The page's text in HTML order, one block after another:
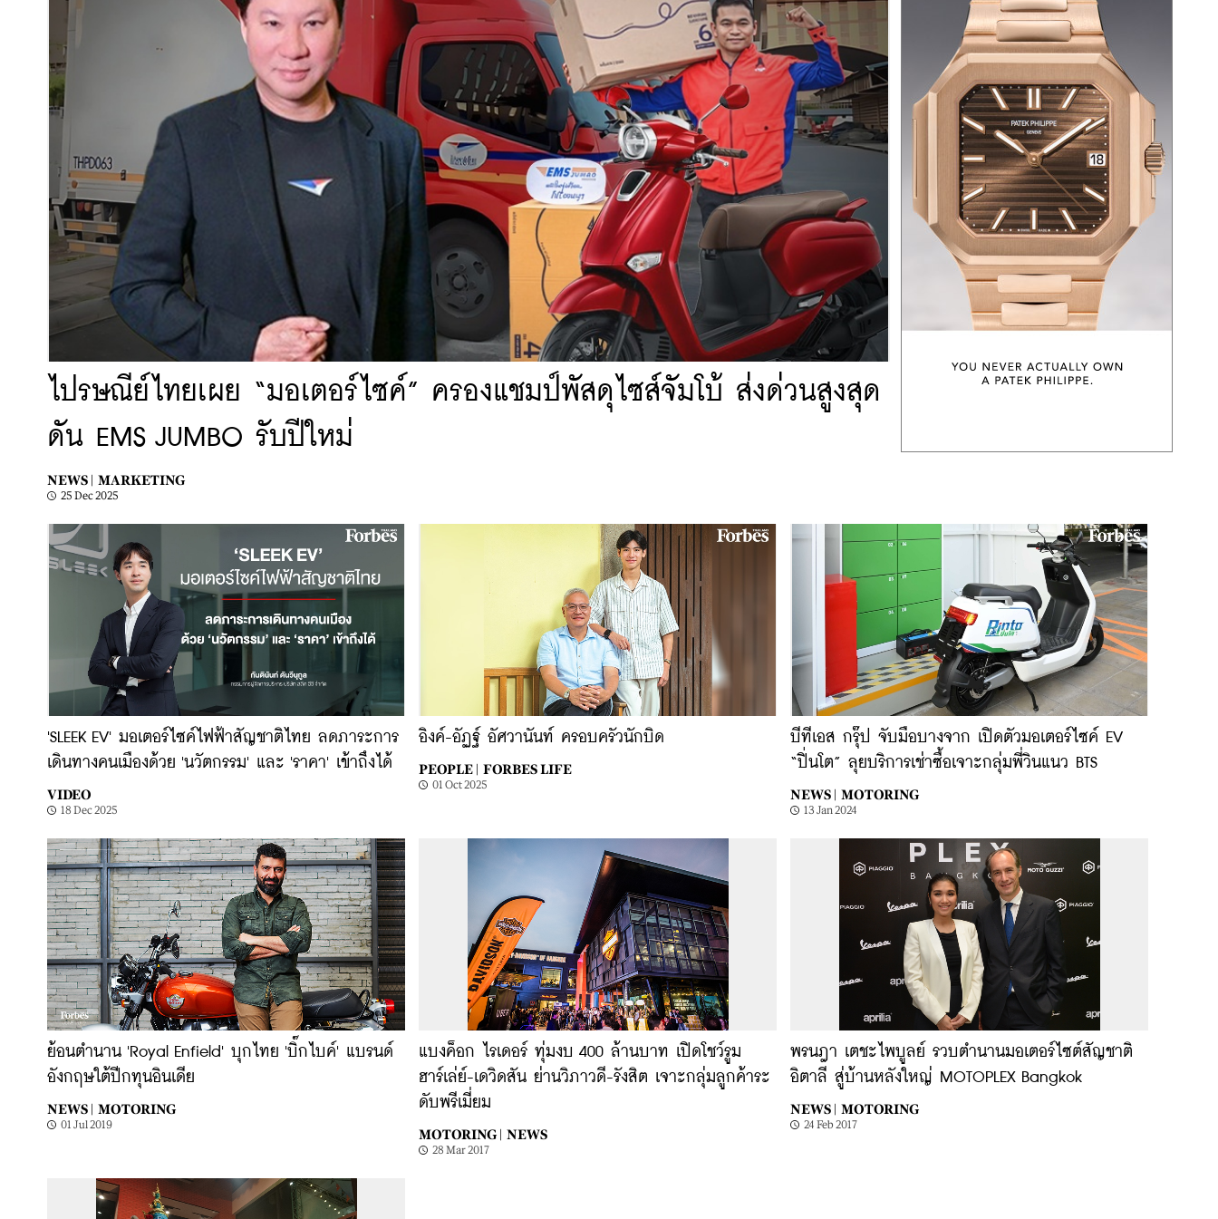
ไปรษณีย์ไทยเผย “มอเตอร์ไซค์” ครองแชมป์พัสดุไซส์จัมโบ้ ส่งด่วนสูงสุด
ดัน EMS JUMBO รับปีใหม่
NEWS | MARKETING
25 Dec 2025
'SLEEK EV' มอเตอร์ไซค์ไฟฟ้าสัญชาติไทย ลดภาระการ
เดินทางคนเมืองด้วย 'นวัตกรรม' และ 'ราคา' เข้าถึงได้
VIDEO
18 Dec 2025
อิงค์-อัฏฐ์ อัศวานันท์ ครอบครัวนักบิด
PEOPLE | FORBES LIFE
01 Oct 2025
บีทีเอส กรุ๊ป จับมือบางจาก เปิดตัวมอเตอร์ไซค์ EV
“ปิ่นโต” ลุยบริการเช่าซื้อเจาะกลุ่มพี่วินแนว BTS
NEWS | MOTORING
13 Jan 2024
ย้อนตำนาน 'Royal Enfield' บุกไทย 'บิ๊กไบค์' แบรนด์
อังกฤษใต้ปีกทุนอินเดีย
NEWS | MOTORING
01 Jul 2019
แบงค็อก ไรเดอร์ ทุ่มงบ 400 ล้านบาท เปิดโชว์รูม
ฮาร์เล่ย์-เดวิดสัน ย่านวิภาวดี-รังสิต เจาะกลุ่มลูกค้าระ
ดับพรีเมี่ยม
MOTORING | NEWS
28 Mar 2017
พรนฎา เตชะไพบูลย์ รวบตำนานมอเตอร์ไซต์สัญชาติ
อิตาลี สู่บ้านหลังใหญ่ MOTOPLEX Bangkok
NEWS | MOTORING
24 Feb 2017